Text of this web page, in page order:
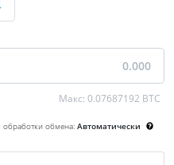
Макс:0.07687192 BTC
обмена: Автоматически